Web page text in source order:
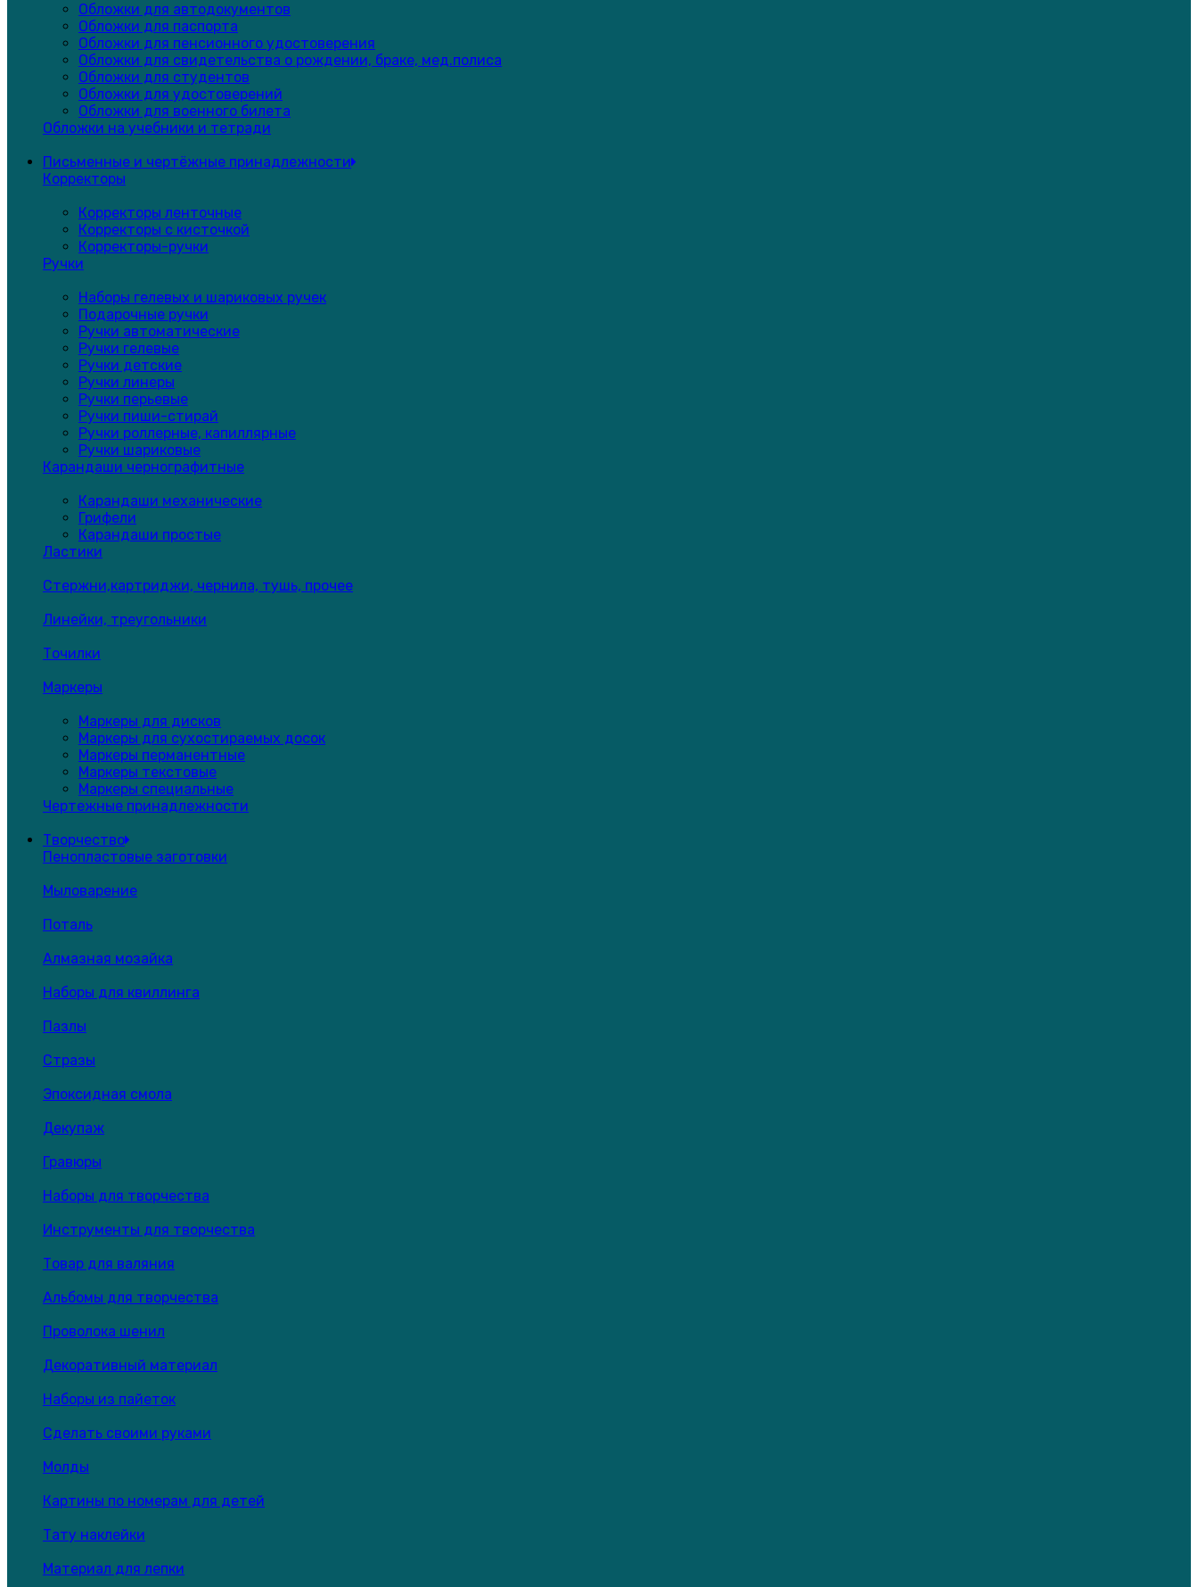
Обложки для автодокументов
Обложки для паспорта
Обложки для пенсионного удостоверения
Обложки для свидетельства о рождении, браке, мед.полиса
Обложки для студентов
Обложки для удостоверений
Обложки для военного билета
Обложки на учебники и тетради
Письменные и чертёжные принадлежности
Корректоры
Корректоры ленточные
Корректоры с кисточкой
Корректоры-ручки
Ручки
Наборы гелевых и шариковых ручек
Подарочные ручки
Ручки автоматические
Ручки гелевые
Ручки детские
Ручки линеры
Ручки перьевые
Ручки пиши-стирай
Ручки роллерные, капиллярные
Ручки шариковые
Карандаши чернографитные
Карандаши механические
Грифели
Карандаши простые
Ластики
Стержни,картриджи, чернила, тушь, прочее
Линейки, треугольники
Точилки
Маркеры
Маркеры для дисков
Маркеры для сухостираемых досок
Маркеры перманентные
Маркеры текстовые
Маркеры специальные
Чертежные принадлежности
Творчество
Пенопластовые заготовки
Мыловарение
Поталь
Алмазная мозайка
Наборы для квиллинга
Пазлы
Стразы
Эпоксидная смола
Декупаж
Гравюры
Наборы для творчества
Инструменты для творчества
Товар для валяния
Альбомы для творчества
Проволока шенил
Декоративный материал
Наборы из пайеток
Сделать своими руками
Молды
Картины по номерам для детей
Тату наклейки
Материал для лепки